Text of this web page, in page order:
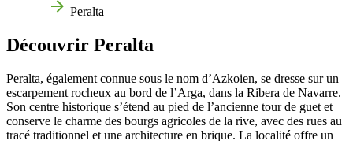
Peralta
Découvrir Peralta
Peralta, également connue sous le nom d’Azkoien, se dresse sur un
escarpement rocheux au bord de l’Arga, dans la Ribera de Navarre.
Son centre historique s’étend au pied de l’ancienne tour de guet et
conserve le charme des bourgs agricoles de la rive, avec des rues au
tracé traditionnel et une architecture en brique. La localité offre un